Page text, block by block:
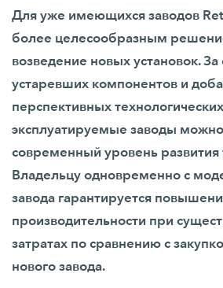
Для уже имеющихся заводов
более целесообразным
возведение новых установок.
устаревших компонентов и
перспективных
эксплуатируемые заводы
современный уровень развития
Владельцу одновременно с
завода гарантируется
производительности при
затратах по сравнению с
нового завода.